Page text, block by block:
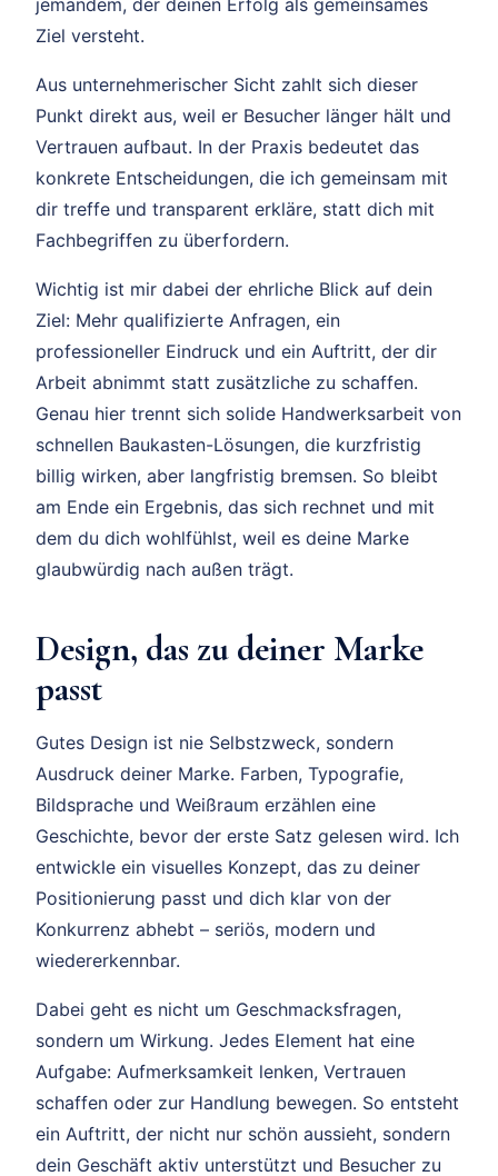
Ziel versteht.
Aus unternehmerischer Sicht zahlt sich dieser
Punkt direkt aus, weil er Besucher länger hält und
Vertrauen aufbaut. In der Praxis bedeutet das
konkrete Entscheidungen, die ich gemeinsam mit
dir treffe und transparent erkläre, statt dich mit
Fachbegriffen zu überfordern.
Wichtig ist mir dabei der ehrliche Blick auf dein
Ziel: Mehr qualifizierte Anfragen, ein
professioneller Eindruck und ein Auftritt, der dir
Arbeit abnimmt statt zusätzliche zu schaffen.
Genau hier trennt sich solide Handwerksarbeit von
schnellen Baukasten-Lösungen, die kurzfristig
billig wirken, aber langfristig bremsen. So bleibt
am Ende ein Ergebnis, das sich rechnet und mit
dem du dich wohlfühlst, weil es deine Marke
glaubwürdig nach außen trägt.
Design, das zu deiner Marke
passt
Gutes Design ist nie Selbstzweck, sondern
Ausdruck deiner Marke. Farben, Typografie,
Bildsprache und Weißraum erzählen eine
Geschichte, bevor der erste Satz gelesen wird. Ich
entwickle ein visuelles Konzept, das zu deiner
Positionierung passt und dich klar von der
Konkurrenz abhebt – seriös, modern und
wiedererkennbar.
Dabei geht es nicht um Geschmacksfragen,
sondern um Wirkung. Jedes Element hat eine
Aufgabe: Aufmerksamkeit lenken, Vertrauen
schaffen oder zur Handlung bewegen. So entsteht
ein Auftritt, der nicht nur schön aussieht, sondern
dein Geschäft aktiv unterstützt und Besucher zu